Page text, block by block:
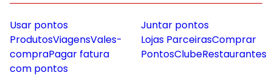
Usar pontos
ProdutosViagensVales-
compraPagar fatura
com pontos
Juntar pontos
Lojas ParceirasComprar
PontosClubeRestaurantes